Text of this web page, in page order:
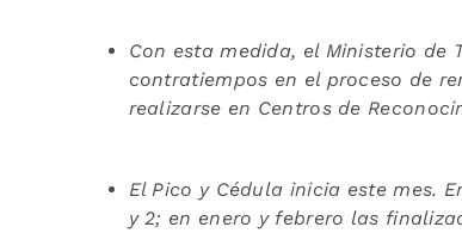
Con esta medida, el Ministerio
contratiempos en el proceso de
realizarse en Centros de
El Pico y Cédula inicia este mes.
y 2; en enero y febrero las